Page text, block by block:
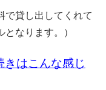
で貸し出してくれて
なります。）
はこんな感じ